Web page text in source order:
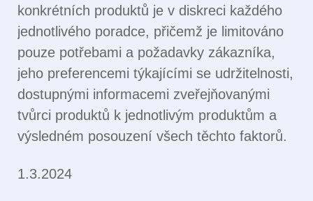
konkrétních produktů je v diskreci každého
jednotlivého poradce, přičemž je limitováno
pouze potřebami a požadavky zákazníka,
jeho preferencemi týkajícími se udržitelnosti,
dostupnými informacemi zveřejňovanými
tvůrci produktů k jednotlivým produktům a
výsledném posouzení všech těchto faktorů.
1.3.2024